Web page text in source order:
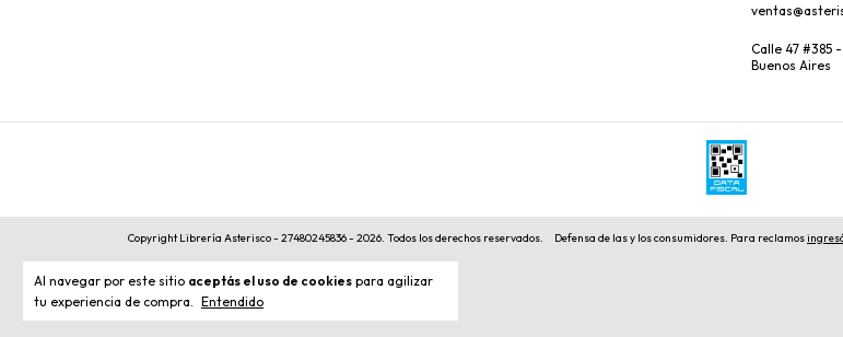
Al navegar por este sitio aceptás el uso de cookies para agilizar
tu experiencia de compra. Entendido
Calle 47 #385
Buenos Aires
Copyright Librería Asterisco - 27480245836 - 2026. Todos los derechos reservados. Defensa de las y los consumidores. Para reclamos